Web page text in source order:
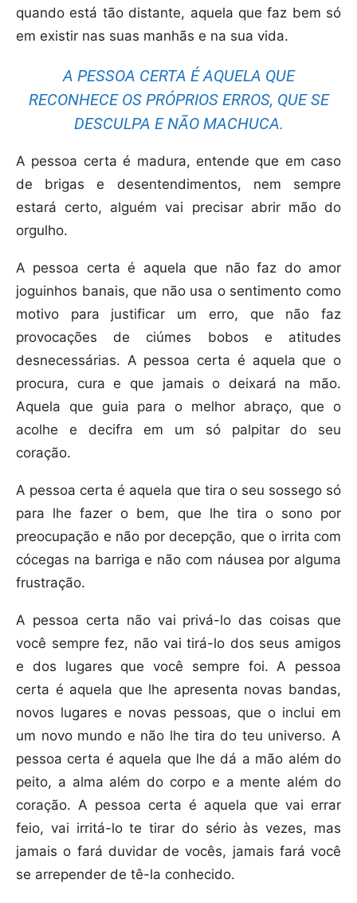
quando está tão distante, aquela que faz bem só
em existir nas suas manhãs e na sua vida.
A PESSOA CERTA É AQUELA QUE
RECONHECE OS PRÓPRIOS ERROS, QUE SE
DESCULPA E NÃO MACHUCA.
A pessoa certa é madura, entende que em caso
de brigas e desentendimentos, nem sempre
estará certo, alguém vai precisar abrir mão do
orgulho.
A pessoa certa é aquela que não faz do amor
joguinhos banais, que não usa o sentimento como
motivo para justificar um erro, que não faz
provocações de ciúmes bobos e atitudes
desnecessárias. A pessoa certa é aquela que o
procura, cura e que jamais o deixará na mão.
Aquela que guia para o melhor abraço, que o
acolhe e decifra em um só palpitar do seu
coração.
A pessoa certa é aquela que tira o seu sossego só
para lhe fazer o bem, que lhe tira o sono por
preocupação e não por decepção, que o irrita com
cócegas na barriga e não com náusea por alguma
frustração.
A pessoa certa não vai privá-lo das coisas que
você sempre fez, não vai tirá-lo dos seus amigos
e dos lugares que você sempre foi. A pessoa
certa é aquela que lhe apresenta novas bandas,
novos lugares e novas pessoas, que o inclui em
um novo mundo e não lhe tira do teu universo. A
pessoa certa é aquela que lhe dá a mão além do
peito, a alma além do corpo e a mente além do
coração. A pessoa certa é aquela que vai errar
feio, vai irritá-lo te tirar do sério às vezes, mas
jamais o fará duvidar de vocês, jamais fará você
se arrepender de tê-la conhecido.